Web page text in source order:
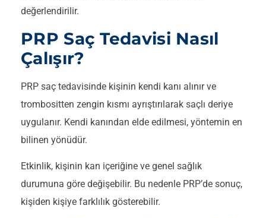
değerlendirilir.
PRP Saç Tedavisi Nasıl
Çalışır?
PRP saç tedavisinde kişinin kendi kanı alınır ve
trombositten zengin kısmı ayrıştırılarak saçlı deriye
uygulanır. Kendi kanından elde edilmesi, yöntemin en
bilinen yönüdür.
Etkinlik, kişinin kan içeriğine ve genel sağlık
durumuna göre değişebilir. Bu nedenle PRP’de sonuç,
kişiden kişiye farklılık gösterebilir.